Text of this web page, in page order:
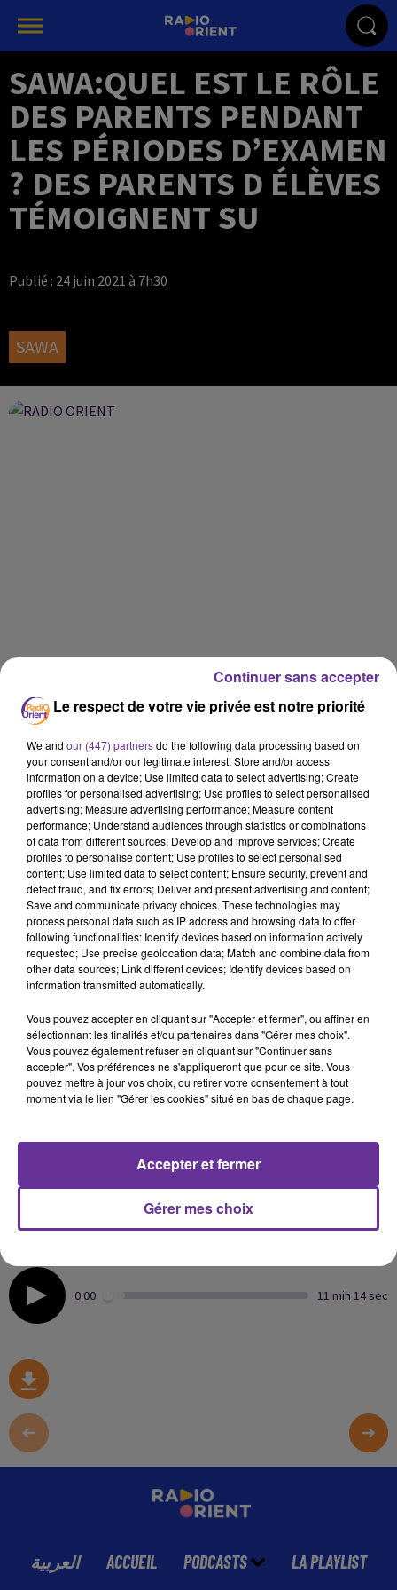
SAWA:QUEL EST LE RÔLE
DES PARENTS PENDANT
LES PÉRIODES D’EXAMEN
? DES PARENTS D ÉLÈVES
TÉMOIGNENT SU
Publié : 24 juin 2021 à 7h30
SAWA
SAWA
24 juin 2021 - 11 min 14 sec
SAWA:QUEL EST LE RÔLE DES PARENTS
PENDANT LES PÉRIODES D’EXAMEN ? DES
PARENTS D ÉLÈVES TÉMOIGNENT SU
Radio Orient
SAWA
Contrairement à ce que l’on a longtemps pensé,
l’école n’est pas l’unique responsable de la réussite
facteur clé du bon déroulement de la scolarité des
Témoignages de Baghdadi Khadija et Oum Bilal sur
0:00 11 min 14 sec
العربية ACCUEIL PODCASTS LA PLAYLIST
Le respect de votre vie privée est notre priorité
We and our (447) partnersdo the following data processing based on
your consent and/or our legitimate interest: Store and/or access
information on a device; Use limited data to select advertising; Create
profiles for personalised advertising; Use profiles to select personalised
advertising; Measure advertising performance; Measure content
performance; Understand audiences through statistics or combinations
of data from different sources; Develop and improve services; Create
profiles to personalise content; Use profiles to select personalised
content; Use limited data to select content; Ensure security, prevent and
detect fraud, and fix errors; Deliver and present advertising and content;
Save and communicate privacy choices. These technologies may
process personal data such as IP address and browsing data to offer
following functionalities: Identify devices based on information actively
requested; Use precise geolocation data; Match and combine data from
other data sources; Link different devices; Identify devices based on
information transmitted automatically.
Vous pouvez accepter en cliquant sur "Accepter et fermer", ou affiner en
sélectionnant les finalités et/ou partenaires dans "Gérer mes choix".
Vous pouvez également refuser en cliquant sur "Continuer sans
accepter". Vos préférences ne s'appliqueront que pour ce site. Vous
pouvez mettre à jour vos choix, ou retirer votre consentement à tout
moment via le lien "Gérer les cookies" situé en bas de chaque page.
Gérer mes choix
Accepter et fermer
Continuer sans accepter